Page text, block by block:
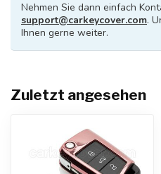
Nehmen Sie dann einfach
support@carkeycover.com.
Ihnen gerne weiter.
Zuletzt angesehen